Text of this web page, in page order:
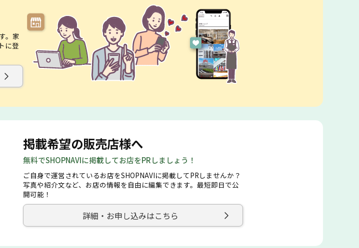
。家
に登
掲載希望の販売店様へ
無料でSHOPNAVIに掲載してお店をPRしましょう！
ご自身で運営されているお店をSHOPNAVIに掲載してPRしませんか？
写真や紹介文など、お店の情報を自由に編集できます。最短即日で公
開可能！
詳細・お申し込みはこちら